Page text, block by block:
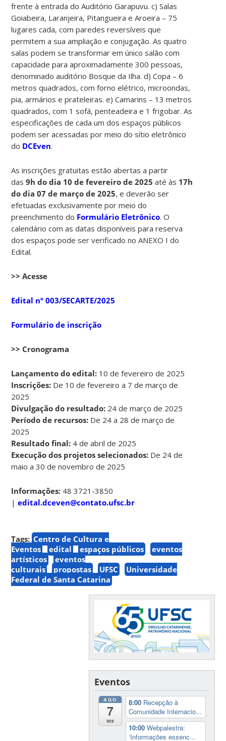
frente à entrada do Auditório Garapuvu. c) Salas
Goiabeira, Laranjeira, Pitangueira e Aroeira – 75
lugares cada, com paredes reversíveis que
permitem a sua ampliação e conjugação. As quatro
salas podem se transformar em único salão com
capacidade para aproximadamente 300 pessoas,
denominado auditório Bosque da Ilha. d) Copa – 6
metros quadrados, com forno elétrico, microondas,
pia, armários e prateleiras. e) Camarins – 13 metros
quadrados, com 1 sofá, penteadeira e 1 frigobar. As
especificações de cada um dos espaços públicos
podem ser acessadas por meio do sítio eletrônico
do DCEven.
As inscrições gratuitas estão abertas a partir
das9h do dia 10 de fevereiro de 2025 até às 17h
do dia 07 de março de 2025, e deverão ser
efetuadas exclusivamente por meio do
preenchimento do Formulário Eletrônico. O
calendário com as datas disponíveis para reserva
dos espaços pode ser verificado no ANEXO I do
Edital.
>> Acesse
Edital nº 003/SECARTE/2025
Formulário de inscrição
>> Cronograma
Lançamento do edital: 10 de fevereiro de 2025
Inscrições: De 10 de fevereiro a 7 de março de
2025
Divulgação do resultado: 24 de março de 2025
Período de recursos: De 24 a 28 de março de
2025
Resultado final: 4 de abril de 2025
Execução dos projetos selecionados: De 24 de
maio a 30 de novembro de 2025
Informações: 48 3721-3850
|edital.dceven@contato.ufsc.br
Tags: Centro de Cultura e
Eventos
edital espaços públicos
eventos
artísticos
eventos
culturais
propostas UFSC
Universidade
Federal de Santa Catarina
Eventos
AGO
7
sex
8:00 Recepção à
Comunidade Internacio...
10:00Webpalestra:
‘Informações essenc...